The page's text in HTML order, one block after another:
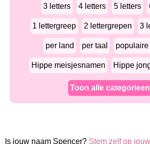
3 letters 4 letters 5 letters
1 lettergreep 2 lettergrepen 3
per land per taal populaire
Hippe meisjesnamen Hippe
Toon alle categorieen
Is jouw naam Spencer? Stem zelf op